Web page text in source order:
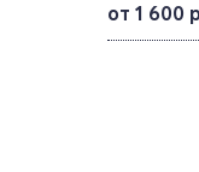
от 1 600